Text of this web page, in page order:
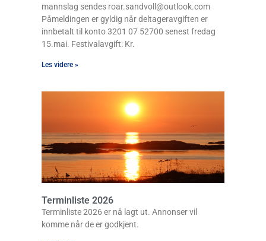
mannslag sendes roar.sandvoll@outlook.com
Påmeldingen er gyldig når deltageravgiften er
innbetalt til konto 3201 07 52700 senest fredag
15.mai. Festivalavgift: Kr.
Les videre »
Terminliste 2026
Terminliste 2026 er nå lagt ut. Annonser vil
komme når de er godkjent.